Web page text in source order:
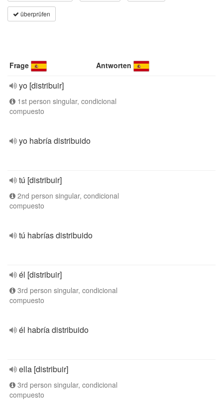
überprüfen
Frage Antworten
yo [distribuir]
1st person singular, condicional
compuesto
yo habría distribuido
tú [distribuir]
2nd person singular, condicional
compuesto
tú habrías distribuido
él [distribuir]
3rd person singular, condicional
compuesto
él habría distribuido
ella [distribuir]
3rd person singular, condicional
compuesto